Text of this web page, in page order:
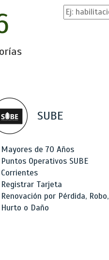
SUBE
Mayores de 70 Años
Puntos Operativos SUBE
Corrientes
Registrar Tarjeta
Renovación por Pérdida, Robo,
Hurto o Daño